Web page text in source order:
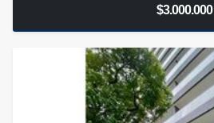
$3.000.000